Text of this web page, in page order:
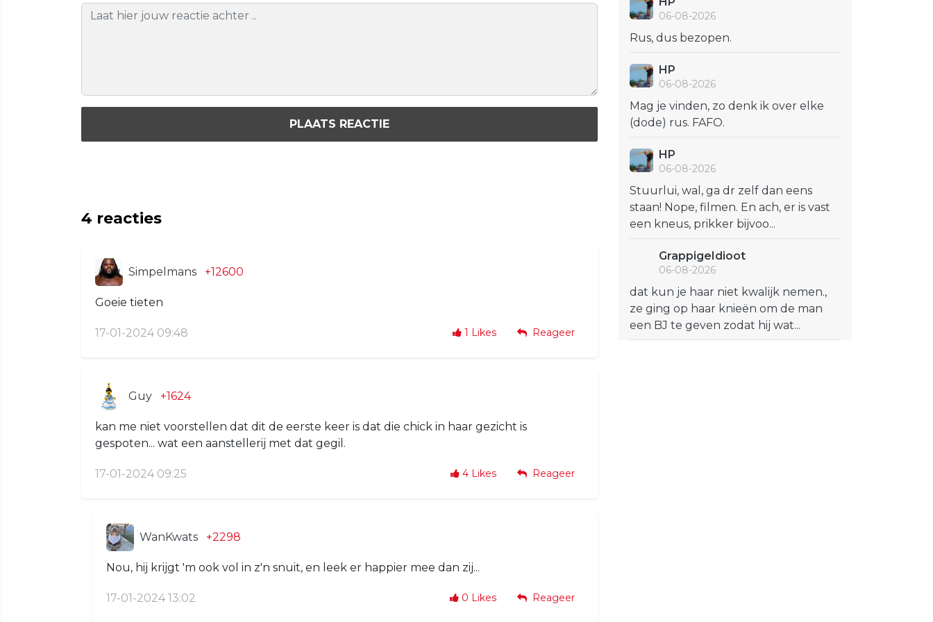
PLAATS REACTIE
4 reacties
Simpelmans +12600
Goeie tieten
17-01-2024 09:48 1 Likes Reageer
Guy +1624
kan me niet voorstellen dat dit de eerste keer is dat die chick in haar gezicht is
gespoten... wat een aanstellerij met dat gegil.
17-01-2024 09:25 4 Likes Reageer
WanKwats +2298
Nou, hij krijgt 'm ook vol in z'n snuit, en leek er happier mee dan zij...
17-01-2024 13:02 0 Likes Reageer
06-08-2026
Rus, dus bezopen.
HP
06-08-2026
Mag je vinden, zo denk ik over elke
(dode) rus. FAFO.
HP
06-08-2026
Stuurlui, wal, ga dr zelf dan eens
staan! Nope, filmen. En ach, er is vast
een kneus, prikker bijvoo...
GrappigeIdioot
06-08-2026
dat kun je haar niet kwalijk nemen.,
ze ging op haar knieën om de man
een BJ te geven zodat hij wat...